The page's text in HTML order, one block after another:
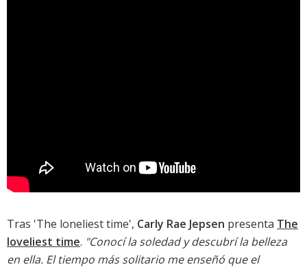
Tras 'The loneliest time', Carly Rae Jepsen presenta The
loveliest time. "Conocí la soledad y descubrí la belleza
en ella. El tiempo más solitario me enseñó que el